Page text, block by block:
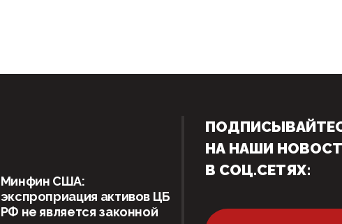
Минфин США:
экспроприация активов ЦБ
РФ не является законной
НА НАШИ
В СОЦ.СЕТЯХ: